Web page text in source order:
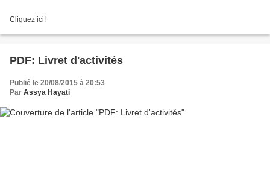
Cliquez ici!
PDF: Livret d'activités
Publié le 20/08/2015 à 20:53
Par Assya Hayati